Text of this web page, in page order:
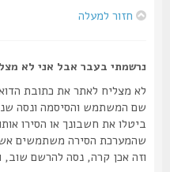
חזור למעלה
נרשמתי בעבר אבל אני לא מצליח
לא מצליח לאתר את כתובת הדואר
שם המשתמש והסיסמה ונסה שנית.
ביטלו את חשבונך או הסירו אותו
שהמערכת הסירה משתמשים אשר לא
וזה אכן קרה, נסה להרשם שוב,